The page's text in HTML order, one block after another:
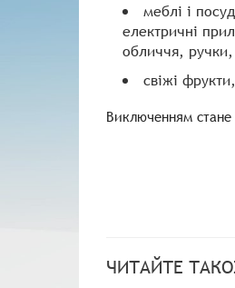
меблі і
електричні
обличчя,
свіжі
Виключенням стане
ЧИТАЙТЕ